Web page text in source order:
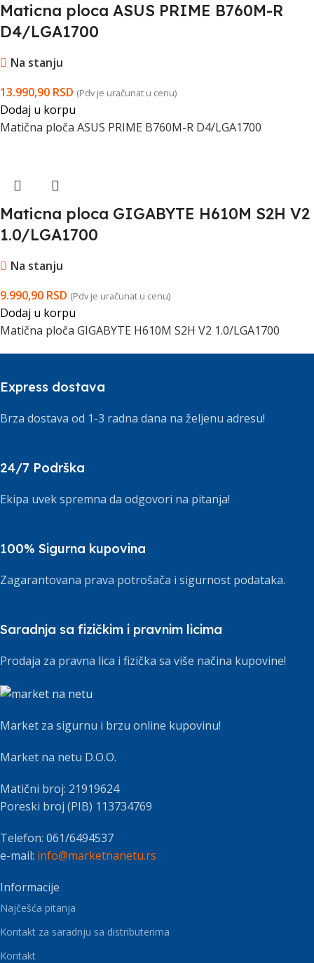
Maticna ploca ASUS PRIME B760M-R
D4/LGA1700
Na stanju
13.990,90 RSD (Pdv je uračunat u cenu)
Dodaj u korpu
Matična ploča ASUS PRIME B760M-R D4/LGA1700
Maticna ploca GIGABYTE H610M S2H V2
1.0/LGA1700
Na stanju
9.990,90 RSD (Pdv je uračunat u cenu)
Dodaj u korpu
Matična ploča GIGABYTE H610M S2H V2 1.0/LGA1700
Express dostava
Brza dostava od 1-3 radna dana na željenu adresu!
24/7 Podrška
Ekipa uvek spremna da odgovori na pitanja!
100% Sigurna kupovina
Zagarantovana prava potrošača i sigurnost podataka.
Saradnja sa fizičkim i pravnim licima
Prodaja za pravna lica i fizička sa više načina kupovine!
Market za sigurnu i brzu online kupovinu!
Market na netu D.O.O.
Matični broj: 21919624
Poreski broj (PIB) 113734769
Telefon: 061/6494537
e-mail: info@marketnanetu.rs
Informacije
Najčešća pitanja
Kontakt za saradnju sa distributerima
Kontakt